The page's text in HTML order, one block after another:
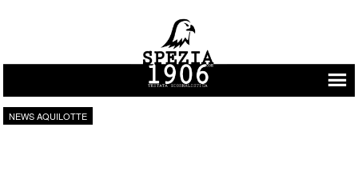
Vai al contenuto
NEWS AQUILOTTE